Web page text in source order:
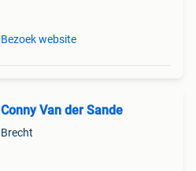
Bezoek website
Conny Van der Sande
Brecht